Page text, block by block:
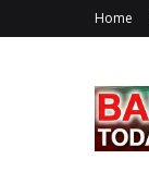
Home